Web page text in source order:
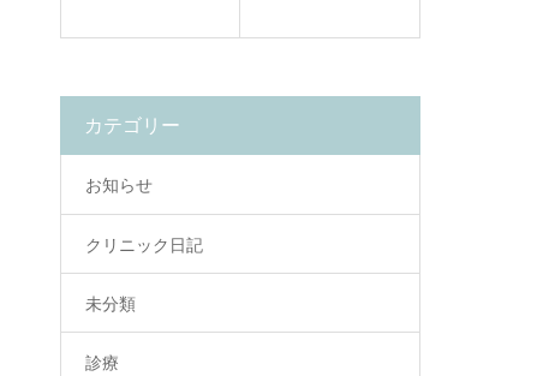
カテゴリー
お知らせ
クリニック日記
未分類
診療